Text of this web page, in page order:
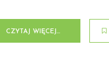
CZYTAJ WIĘCEJ...